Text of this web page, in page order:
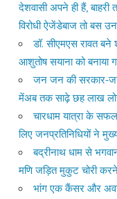
देशवासी अपने ही हैं,
विरोधी ऐजेंडेबाज तो बस
डॉ. सीएमएस रावत बने
आशुतोष सयाना को बनाया
जन जन की सरकार-
मेंअब तक साढ़े छह लाख
चारधाम यात्रा के
लिए जनप्रतिनिधियों ने
बद्रीनाथ धाम से
मणि जड़ित मुकुट चोरी करने
भांग एक कैंसर और